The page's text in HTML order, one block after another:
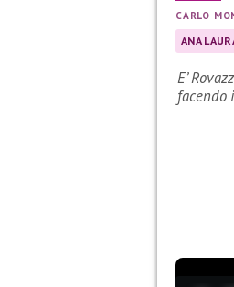
CARLO
ANA
E’
facendo